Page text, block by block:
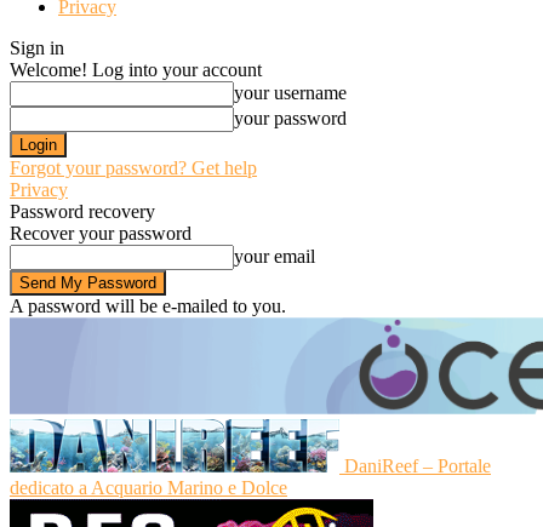
Privacy
Sign in
Welcome! Log into your account
your username
your password
Forgot your password? Get help
Privacy
Password recovery
Recover your password
your email
A password will be e-mailed to you.
DaniReef – Portale
dedicato a Acquario Marino e Dolce